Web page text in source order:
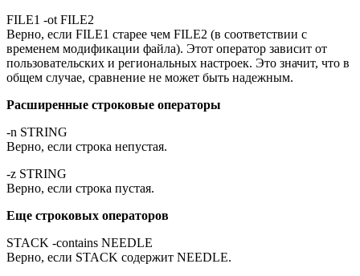
FILE1 -ot FILE2
Верно, если FILE1 старее чем FILE2 (в соответствии с
временем модификации файла). Этот оператор зависит от
пользовательских и региональных настроек. Это значит, что в
общем случае, сравнение не может быть надежным.
Расширенные строковые операторы
-n STRING
Верно, если строка непустая.
-z STRING
Верно, если строка пустая.
Еще строковых операторов
STACK -contains NEEDLE
Верно, если STACK содержит NEEDLE.